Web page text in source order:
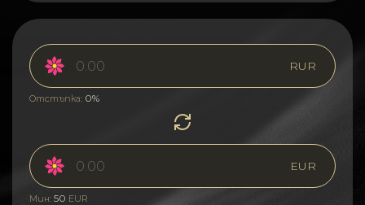
RUR
Отстъпка: 0%
EUR
Мин: 50 EUR